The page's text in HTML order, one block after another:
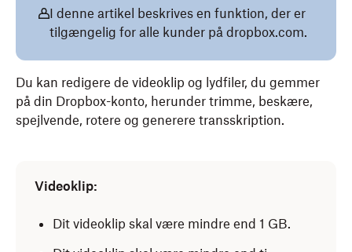
I denne artikel beskrives en funktion, der er
tilgængelig for alle kunder på dropbox.com.
Du kan redigere de videoklip og lydfiler, du gemmer
på din Dropbox-konto, herunder trimme, beskære,
spejlvende, rotere og generere transskription.
Videoklip:
Dit videoklip skal være mindre end 1 GB.